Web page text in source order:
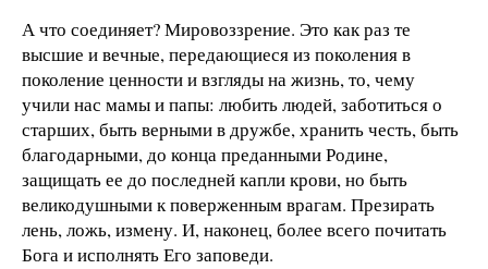
А что соединяет? Мировоззрение. Это как раз те
высшие и вечные, передающиеся из поколения в
поколение ценности и взгляды на жизнь, то, чему
учили нас мамы и папы: любить людей, заботиться о
старших, быть верными в дружбе, хранить честь, быть
благодарными, до конца преданными Родине,
защищать ее до последней капли крови, но быть
великодушными к поверженным врагам. Презирать
лень, ложь, измену. И, наконец, более всего почитать
Бога и исполнять Его заповеди.